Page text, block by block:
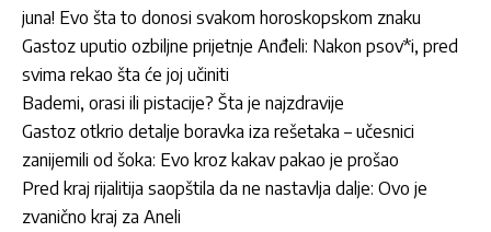
juna! Evo šta to donosi svakom horoskopskom znaku
Gastoz uputio ozbiljne prijetnje Anđeli: Nakon psov*i, pred
svima rekao šta će joj učiniti
Bademi, orasi ili pistacije? Šta je najzdravije
Gastoz otkrio detalje boravka iza rešetaka – učesnici
zanijemili od šoka: Evo kroz kakav pakao je prošao
Pred kraj rijalitija saopštila da ne nastavlja dalje: Ovo je
zvanično kraj za Aneli